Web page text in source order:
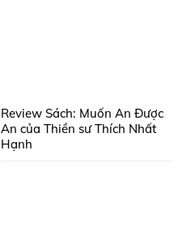
Review Sách: Muốn An Được
An của Thiền sư Thích Nhất
Hạnh